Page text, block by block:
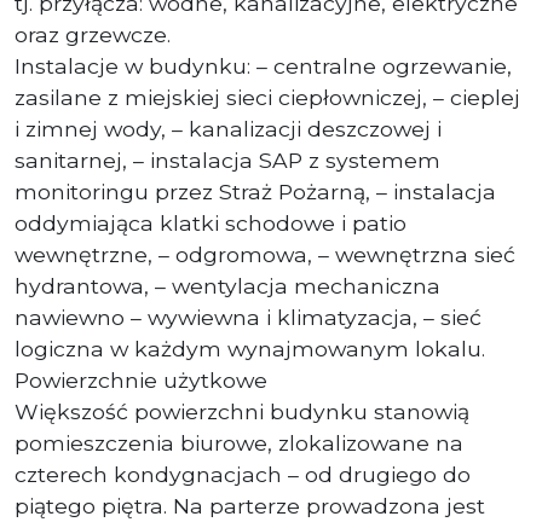
oraz grzewcze.
Instalacje w budynku: – centralne ogrzewanie,
zasilane z miejskiej sieci ciepłowniczej, – cieplej
i zimnej wody, – kanalizacji deszczowej i
sanitarnej, – instalacja SAP z systemem
monitoringu przez Straż Pożarną, – instalacja
oddymiająca klatki schodowe i patio
wewnętrzne, – odgromowa, – wewnętrzna sieć
hydrantowa, – wentylacja mechaniczna
nawiewno – wywiewna i klimatyzacja, – sieć
logiczna w każdym wynajmowanym lokalu.
Powierzchnie użytkowe
Większość powierzchni budynku stanowią
pomieszczenia biurowe, zlokalizowane na
czterech kondygnacjach – od drugiego do
piątego piętra. Na parterze prowadzona jest